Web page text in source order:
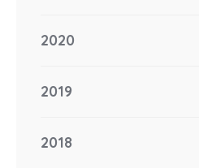
2020
2019
2018